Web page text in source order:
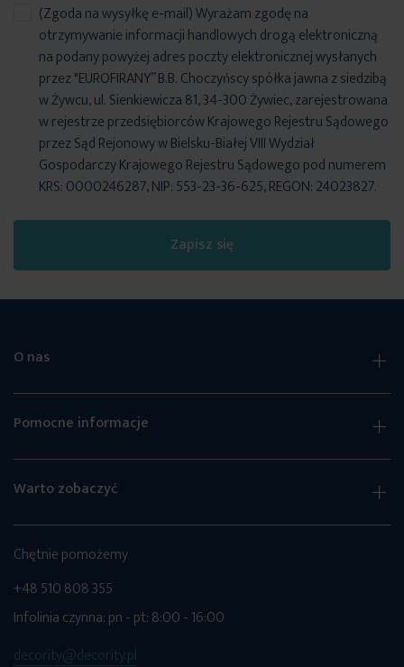
Zapisz się
(Zgoda na wysyłkę e-mail) Wyrażam zgodę na
otrzymywanie informacji handlowych drogą elektroniczną
na podany powyżej adres poczty elektronicznej wysłanych
przez "EUROFIRANY” B.B. Choczyńscy spółka jawna z siedzibą
w Żywcu, ul. Sienkiewicza 81, 34-300 Żywiec, zarejestrowana
w rejestrze przedsiębiorców Krajowego Rejestru Sądowego
przez Sąd Rejonowy w Bielsku-Białej VIII Wydział
Gospodarczy Krajowego Rejestru Sądowego pod numerem
KRS: 0000246287, NIP: 553-23-36-625, REGON: 24023827.
O nas
Pomocne informacje
Warto zobaczyć
Chętnie pomożemy
+48 510 808 355
Infolinia czynna: pn - pt: 8:00 - 16:00
decority@decority.pl